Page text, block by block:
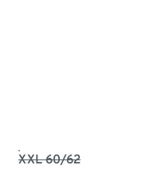
XXL 60/62